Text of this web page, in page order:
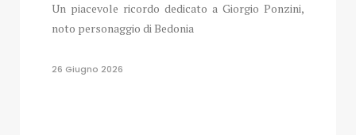
Un piacevole ricordo dedicato a Giorgio Ponzini,
noto personaggio di Bedonia
26 Giugno 2026